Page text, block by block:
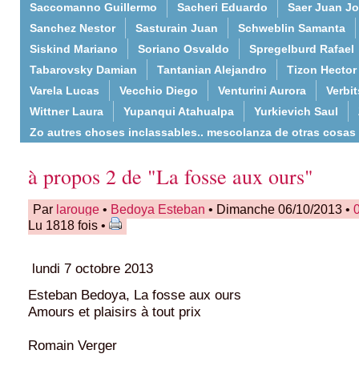
Saccomanno Guillermo
Sacheri Eduardo
Saer Juan
Sanchez Nestor
Sasturain Juan
Schweblin Samanta
Siskind Mariano
Soriano Osvaldo
Spregelburd Rafael
Tabarovsky Damian
Tantanian Alejandro
Tizon Hector
Varela Lucas
Vecchio Diego Venturini Aurora
Wittner Laura
Yupanqui Atahualpa Yurkievich Saul
Zo autres choses inclassables.. mescolanza de otras cosas
à propos 2 de "La fosse aux ours"
Par larouge • Bedoya Esteban • Dimanche 06/10/2013 •
Lu 1818 fois •
lundi 7 octobre 2013
Esteban Bedoya, La fosse aux ours
Amours et plaisirs à tout prix
Romain Verger